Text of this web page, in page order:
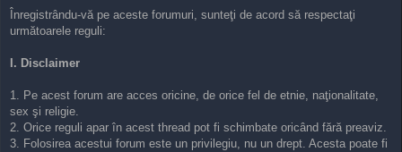
s
t
Înregistrându-vă pe aceste forumuri, sunteţi de acord să respectaţi
următoarele reguli:
I. Disclaimer
1. Pe acest forum are acces oricine, de orice fel de etnie, naţionalitate,
sex şi religie.
2. Orice reguli apar în acest thread pot fi schimbate oricând fără preaviz.
3. Folosirea acestui forum este un privilegiu, nu un drept. Acesta poate fi